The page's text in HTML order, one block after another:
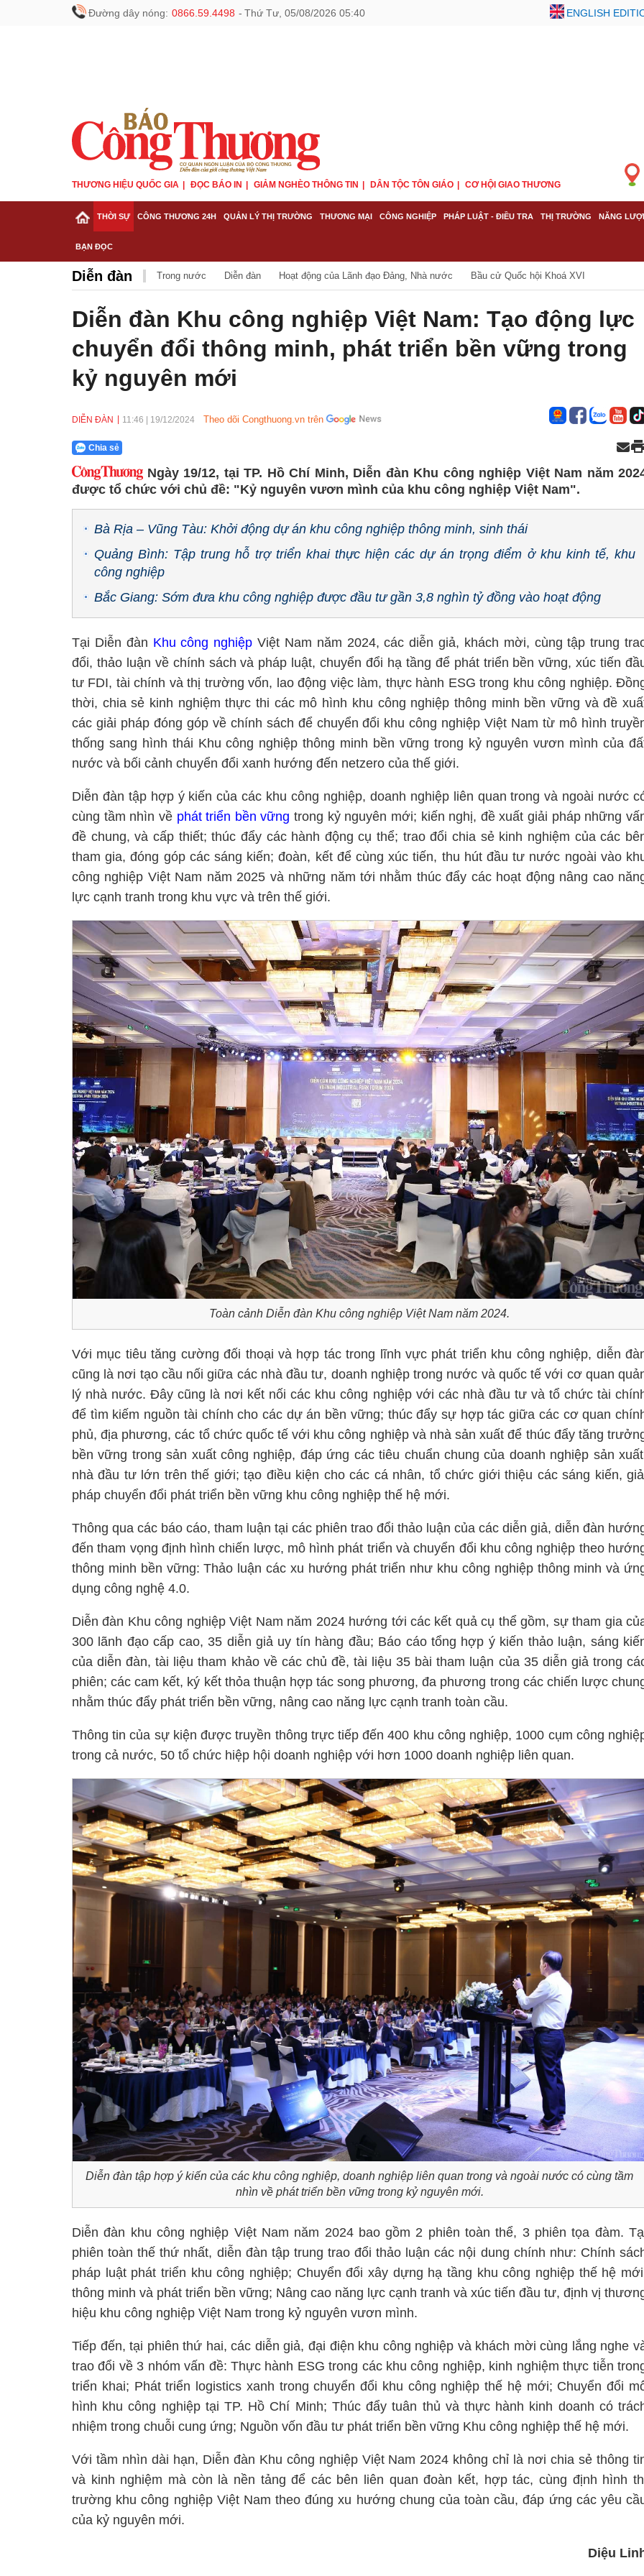
Đường dây nóng: 0866.59.4498 - Thứ Tư, 05/08/2026 05:40 ENGLISH
THƯƠNG HIỆU QUỐC GIA ĐỌC BÁO IN GIẢM NGHÈO THÔNG TIN DÂN TỘC TÔN GIÁO CƠ HỘI GIAO THƯƠNG
THỜI SỰ CÔNG THƯƠNG 24H QUẢN LÝ THỊ TRƯỜNG THƯƠNG MẠI CÔNG NGHIỆP PHÁP LUẬT - ĐIỀU TRA THỊ TRƯỜNG NĂNG
BẠN ĐỌC
Diễn đàn Trong nước Diễn đàn Hoạt động của Lãnh đạo Đảng, Nhà nước Bầu cử Quốc hội Khoá XVI
Diễn đàn Khu công nghiệp Việt Nam: Tạo động lực
chuyển đổi thông minh, phát triển bền vững trong
kỷ nguyên mới
DIỄN ĐÀN 11:46 19/12/2024 Theo dõi Congthuong.vn trên
Chia sẻ
Ngày 19/12, tại TP. Hồ Chí Minh, Diễn đàn Khu công nghiệp Việt Nam năm
được tổ chức với chủ đề: "Kỷ nguyên vươn mình của khu công nghiệp Việt Nam".
Bà Rịa – Vũng Tàu: Khởi động dự án khu công nghiệp thông minh, sinh thái
Quảng Bình: Tập trung hỗ trợ triển khai thực hiện các dự án trọng điểm ở khu kinh tế, khu
công nghiệp
Bắc Giang: Sớm đưa khu công nghiệp được đầu tư gần 3,8 nghìn tỷ đồng vào hoạt động
Tại Diễn đàn Khu công nghiệp Việt Nam năm 2024, các diễn giả, khách mời, cùng tập trung
đổi, thảo luận về chính sách và pháp luật, chuyển đổi hạ tầng để phát triển bền vững, xúc tiến
tư FDI, tài chính và thị trường vốn, lao động việc làm, thực hành ESG trong khu công nghiệp.
thời, chia sẻ kinh nghiệm thực thi các mô hình khu công nghiệp thông minh bền vững và đề
các giải pháp đóng góp về chính sách để chuyển đổi khu công nghiệp Việt Nam từ mô hình
thống sang hình thái Khu công nghiệp thông minh bền vững trong kỷ nguyên vươn mình của
nước và bối cảnh chuyển đổi xanh hướng đến netzero của thế giới.
Diễn đàn tập hợp ý kiến của các khu công nghiệp, doanh nghiệp liên quan trong và ngoài nước
cùng tầm nhìn về phát triển bền vững trong kỷ nguyên mới; kiến nghị, đề xuất giải pháp những
đề chung, và cấp thiết; thúc đẩy các hành động cụ thể; trao đổi chia sẻ kinh nghiệm của các
tham gia, đóng góp các sáng kiến; đoàn, kết để cùng xúc tiến, thu hút đầu tư nước ngoài vào
công nghiệp Việt Nam năm 2025 và những năm tới nhằm thúc đẩy các hoạt động nâng cao
lực cạnh tranh trong khu vực và trên thế giới.
Toàn cảnh Diễn đàn Khu công nghiệp Việt Nam năm 2024.
Với mục tiêu tăng cường đối thoại và hợp tác trong lĩnh vực phát triển khu công nghiệp, diễn
cũng là nơi tạo cầu nối giữa các nhà đầu tư, doanh nghiệp trong nước và quốc tế với cơ quan
lý nhà nước. Đây cũng là nơi kết nối các khu công nghiệp với các nhà đầu tư và tổ chức tài
để tìm kiếm nguồn tài chính cho các dự án bền vững; thúc đẩy sự hợp tác giữa các cơ quan
phủ, địa phương, các tổ chức quốc tế với khu công nghiệp và nhà sản xuất để thúc đẩy tăng
bền vững trong sản xuất công nghiệp, đáp ứng các tiêu chuẩn chung của doanh nghiệp sản
nhà đầu tư lớn trên thế giới; tạo điều kiện cho các cá nhân, tổ chức giới thiệu các sáng kiến,
pháp chuyển đổi phát triển bền vững khu công nghiệp thế hệ mới.
Thông qua các báo cáo, tham luận tại các phiên trao đổi thảo luận của các diễn giả, diễn đàn
đến tham vọng định hình chiến lược, mô hình phát triển và chuyển đổi khu công nghiệp theo
thông minh bền vững: Thảo luận các xu hướng phát triển như khu công nghiệp thông minh và
dụng công nghệ 4.0.
Diễn đàn Khu công nghiệp Việt Nam năm 2024 hướng tới các kết quả cụ thể gồm, sự tham gia
300 lãnh đạo cấp cao, 35 diễn giả uy tín hàng đầu; Báo cáo tổng hợp ý kiến thảo luận, sáng
của diễn đàn, tài liệu tham khảo về các chủ đề, tài liệu 35 bài tham luận của 35 diễn giả trong
phiên; các cam kết, ký kết thỏa thuận hợp tác song phương, đa phương trong các chiến lược
nhằm thúc đẩy phát triển bền vững, nâng cao năng lực cạnh tranh toàn cầu.
Thông tin của sự kiện được truyền thông trực tiếp đến 400 khu công nghiệp, 1000 cụm công
trong cả nước, 50 tổ chức hiệp hội doanh nghiệp với hơn 1000 doanh nghiệp liên quan.
Diễn đàn tập hợp ý kiến của các khu công nghiệp, doanh nghiệp liên quan trong và ngoài nước có cùng tầm
nhìn về phát triển bền vững trong kỷ nguyên mới.
Diễn đàn khu công nghiệp Việt Nam năm 2024 bao gồm 2 phiên toàn thể, 3 phiên tọa đàm.
phiên toàn thế thứ nhất, diễn đàn tập trung trao đổi thảo luận các nội dung chính như: Chính
pháp luật phát triển khu công nghiệp; Chuyển đổi xây dựng hạ tầng khu công nghiệp thế hệ
thông minh và phát triển bền vững; Nâng cao năng lực cạnh tranh và xúc tiến đầu tư, định vị
hiệu khu công nghiệp Việt Nam trong kỷ nguyên vươn mình.
Tiếp đến, tại phiên thứ hai, các diễn giả, đại điện khu công nghiệp và khách mời cùng lắng nghe
trao đổi về 3 nhóm vấn đề: Thực hành ESG trong các khu công nghiệp, kinh nghiệm thực tiễn
triển khai; Phát triển logistics xanh trong chuyển đổi khu công nghiệp thế hệ mới; Chuyển đổi
hình khu công nghiệp tại TP. Hồ Chí Minh; Thúc đẩy tuân thủ và thực hành kinh doanh có
nhiệm trong chuỗi cung ứng; Nguồn vốn đầu tư phát triển bền vững Khu công nghiệp thế hệ mới.
Với tầm nhìn dài hạn, Diễn đàn Khu công nghiệp Việt Nam 2024 không chỉ là nơi chia sẻ thông
và kinh nghiệm mà còn là nền tảng để các bên liên quan đoàn kết, hợp tác, cùng định hình
trường khu công nghiệp Việt Nam theo đúng xu hướng chung của toàn cầu, đáp ứng các yêu
của kỷ nguyên mới.
Diệu